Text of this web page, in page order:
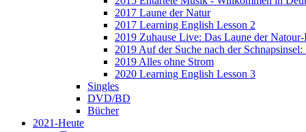
2017 Laune der Natur
2017 Learning English Lesson 2
2019 Zuhause Live: Das Laune der
2019 Auf der Suche nach der
2019 Alles ohne Strom
2020 Learning English Lesson 3
Singles
DVD/BD
Bücher
2021-Heute